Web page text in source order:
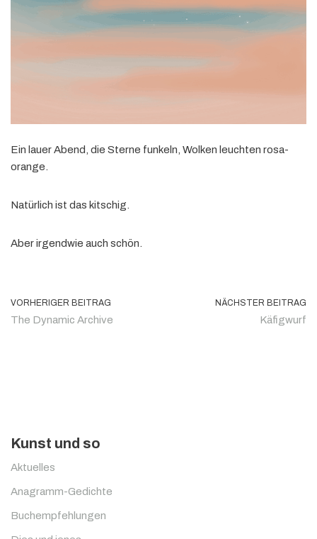
Ein lauer Abend, die Sterne funkeln, Wolken leuchten rosa-
orange.
Natürlich ist das kitschig.
Aber irgendwie auch schön.
VORHERIGER BEITRAG
The Dynamic Archive
NÄCHSTER BEITRAG
Käfigwurf
Kunst und so
Aktuelles
Anagramm-Gedichte
Buchempfehlungen